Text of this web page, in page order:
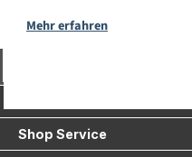
Mehr erfahren
Shop Service